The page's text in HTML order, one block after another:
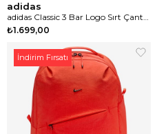
adidas
adidas Classic 3 Bar Logo Sırt Çantası
₺1.699,00
İndirim Fırsatı